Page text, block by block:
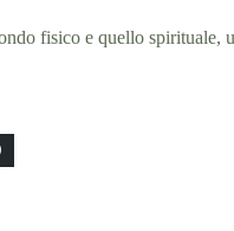
fisico e quello